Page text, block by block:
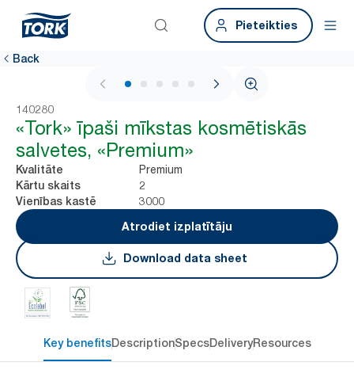
Pieteikties
Back
1 / 5
140280
«Tork» īpaši mīkstas kosmētiskās
salvetes, «Premium»
Kvalitāte Premium
Kārtu skaits 2
Vienības kastē
3000
Atrodiet izplatītāju
Download data sheet
Key benefitsDescriptionSpecsDeliveryResources